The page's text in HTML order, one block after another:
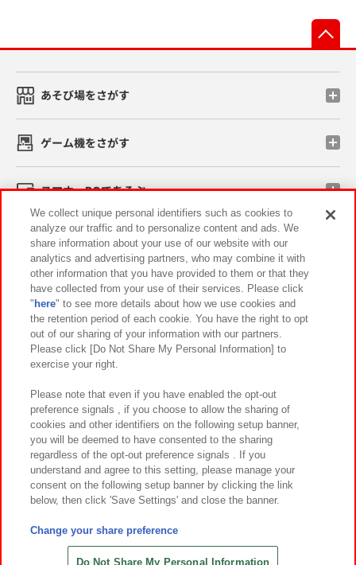
あそび場をさがす
ゲーム機をさがす
スマホ・PCであそぶ
イベント・キャンペーン
関連会社 サステナビリティ サイトポリシー
プライバシーポリシー ウェブアクセシビリティ方針と検証結果
お取引先さまとともに
カスタマーハラスメント対応方針 よくあるご質問・お問い合わせ
©Bandai Namco Amusement Inc.
©Bandai Namco Amusement Lab Inc.
©HANAYASHIKI Co., Ltd. All Rights Reserved.
We collect unique personal identifiers such as cookies to
analyze our traffic and to personalize content and ads. We
share information about your use of our website with our
analytics and advertising partners, who may combine it with
other information that you have provided to them or that they
have collected from your use of their services. Please click
" here" to see more details about how we use cookies and
the retention period of each cookie. You have the right to opt
out of our sharing of your information with our partners.
Please click [Do Not Share My Personal Information] to
exercise your right.
Please note that even if you have enabled the opt-out
preference signals , if you choose to allow the sharing of
cookies and other identifiers on the following setup banner,
you will be deemed to have consented to the sharing
regardless of the opt-out preference signals . If you
understand and agree to this setting, please manage your
consent on the following setup banner by clicking the link
below, then click 'Save Settings' and close the banner.
Change your share preference
Do Not Share My Personal Information